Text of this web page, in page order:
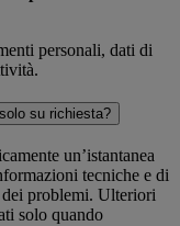
personali, dati di
su richiesta?
un’istantanea
tecniche e di
dei problemi. Ulteriori
solo quando